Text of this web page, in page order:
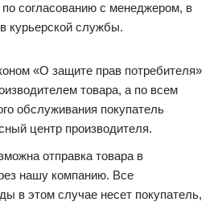
согласованию с менеджером, в
курьерской службы.
«О защите прав потребителя»
товара, а по всем
обслуживания покупатель
центр производителя.
отправка товара в
нашу компанию. Все
в этом случае несет покупатель,